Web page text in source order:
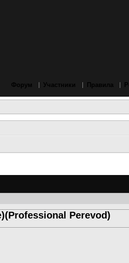
Форум Участники Правила
Perevod)